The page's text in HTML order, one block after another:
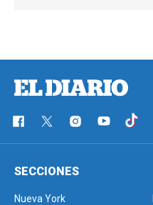
SECCIONES
Nueva York